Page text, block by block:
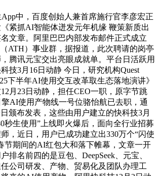
中，百度创始人兼首席施行官李彦宏正
紧抓AI智能体迸发元年机缘 鞭策新质出
文章。阿里巴巴内部发布邮件正式成立
（ATH）事业群，据报道，此次聘请的岗亭
腾讯元宝交出亮眼成就单。平台日活跃用
技3月16日动静 今日，研究机构Quest
下半年AI使用交互改革取生态落地演讲》
月23日动静，担任CEO一职，原字节跳
AI使用产物线一号位骆怡航已去职，通
颁布发表，这些由用户建立的快科技3月
秒生使用”上线即火爆后，面向全行业招募
，近日，用户已成功建立出330万个“闪使
节期间的AI红包大和落下帷幕，文章一开
排名前四的是豆包、DeepSeek、元宝、
公司研发、产物、贸易化及团队办理工